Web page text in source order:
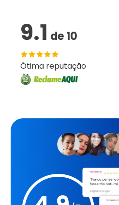
9.1 de10
Ótima reputação